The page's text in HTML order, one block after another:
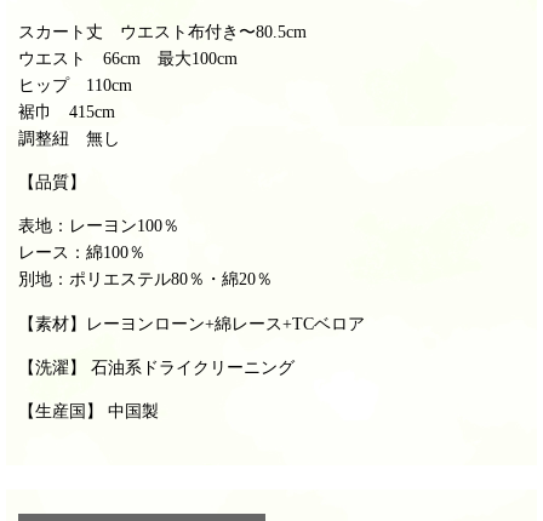
スカート丈 ウエスト布付き〜80.5cm
ウエスト 66cm 最大100cm
ヒップ 110cm
裾巾 415cm
調整紐 無し
【品質】
表地：レーヨン100％
レース：綿100％
別地：ポリエステル80％・綿20％
【素材】レーヨンローン+綿レース+TCベロア
【洗濯】 石油系ドライクリーニング
【生産国】 中国製